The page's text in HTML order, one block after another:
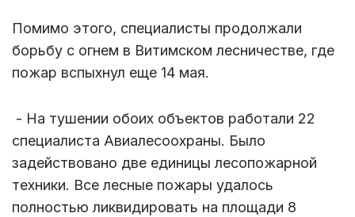
Помимо этого, специалисты продолжали
борьбу с огнем в Витимском лесничестве, где
пожар вспыхнул еще 14 мая.
- На тушении обоих объектов работали 22
специалиста Авиалесоохраны. Было
задействовано две единицы лесопожарной
техники. Все лесные пожары удалось
полностью ликвидировать на площади 8